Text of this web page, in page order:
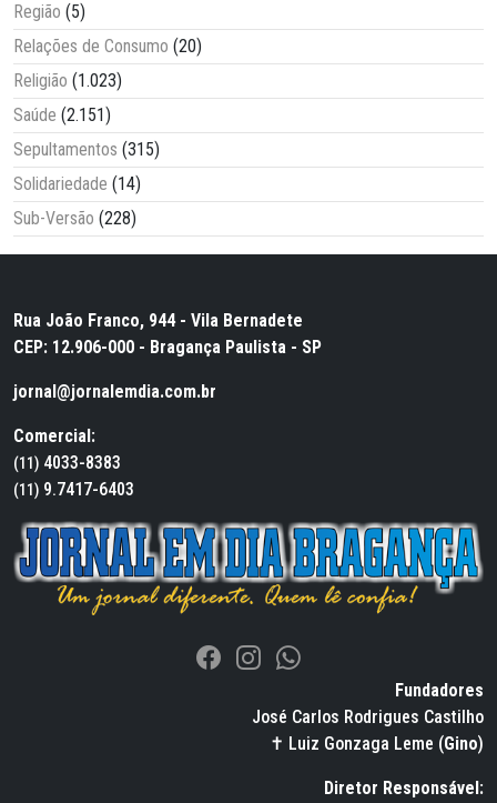
Região (5)
Relações de Consumo (20)
Religião (1.023)
Saúde (2.151)
Sepultamentos (315)
Solidariedade (14)
Sub-Versão (228)
Rua João Franco, 944 - Vila Bernadete
CEP: 12.906-000 - Bragança Paulista - SP
jornal@jornalemdia.com.br
Comercial:
(11) 4033-8383
(11) 9.7417-6403
Fundadores
José Carlos Rodrigues Castilho
✝ Luiz Gonzaga Leme (Gino)
Diretor Responsável: